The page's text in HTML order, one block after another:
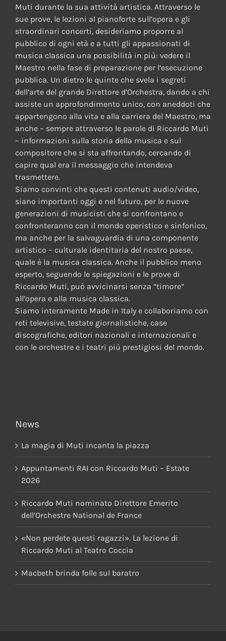
Muti durante la sua attività artistica. Attraverso le
sue prove, le lezioni al pianoforte sull’opera e gli
straordinari concerti, desideriamo proporre al
pubblico di ogni età e a tutti gli appassionati di
musica classica una possibilità in più: vedere il
Maestro nella fase di preparazione per l’esecuzione
pubblica. Un dietro le quinte che svela i segreti
dell’arte del grande Direttore d’Orchestra, dando a chi
assiste un approfondimento unico, con aneddoti che
appartengono alla vita e alla carriera del Maestro, ma
anche – sempre attraverso le parole di Riccardo Muti
– informazioni sulla storia della musica e sul
compositore che si sta affrontando, cercando di
capire qual era il messaggio che intendeva
trasmettere.
Siamo convinti che questi contenuti audio/video,
siano importanti oggi e nel futuro, per le nuove
generazioni di musicisti che si confrontano e
confronteranno con il mondo operistico e sinfonico,
ma anche per la salvaguardia di una componente
artistico – culturale identitaria del nostro paese,
quale è la musica classica. Anche il pubblico meno
esperto, seguendo le spiegazioni e le prove di
Riccardo Muti, può avvicinarsi senza “timore”
all’opera e alla musica classica.
Siamo interamente Made in Italy e collaboriamo con
reti televisive, testate giornalistiche, case
discografiche, editori nazionali e internazionali e
con le orchestre e i teatri più prestigiosi del mondo.
News
La magia di Muti incanta la piazza
Appuntamenti RAI con Riccardo Muti – Estate
2026
Riccardo Muti nominato Direttore Emerito
dell’Orchestre National de France
«Non perdete questi ragazzi». La lezione di
Riccardo Muti al Teatro Coccia
Macbeth brinda folle sul baratro